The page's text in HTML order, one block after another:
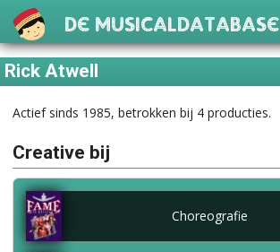
De Musicaldatabase
Rick Atwell
Actief sinds 1985, betrokken bij 4 producties.
Creative bij
Choreografie